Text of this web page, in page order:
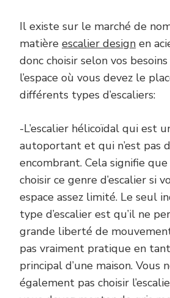
Il existe sur le marché de
matière escalier design en
donc choisir selon vos
l’espace où vous devez le
différents types d’escaliers:
-L’escalier hélicoïdal qui est
autoportant et qui n’est pas
encombrant. Cela signifie
choisir ce genre d’escalier si
espace assez limité. Le seul
type d’escalier est qu’il ne
grande liberté de
pas vraiment pratique en tant
principal d’une maison. Vous
également pas choisir